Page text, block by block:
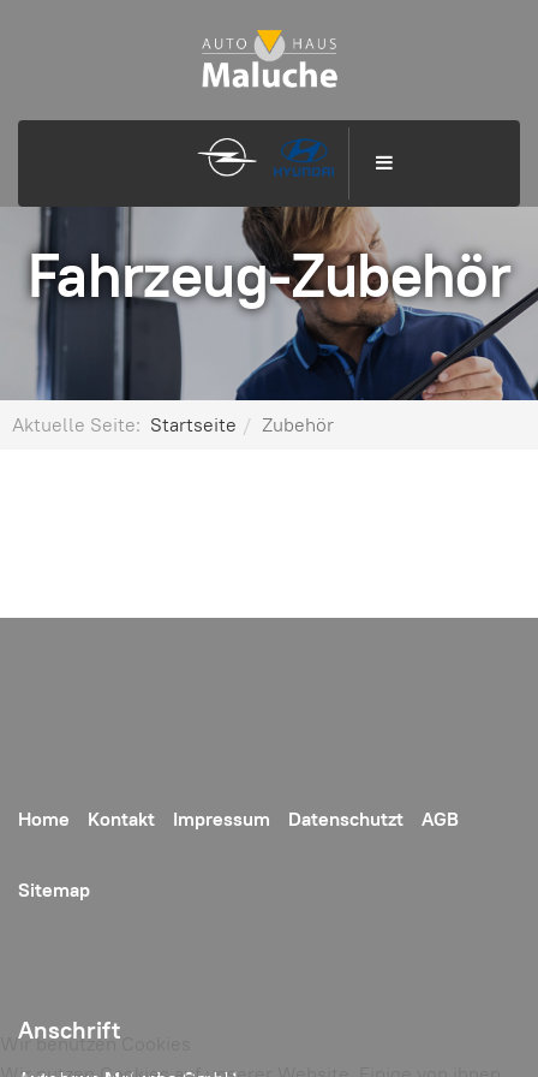
Fahrzeug-Zubehör
Aktuelle Seite: Startseite Zubehör
Home Kontakt Impressum Datenschutzt AGB
Sitemap
Anschrift
Wir benutzen Cookies